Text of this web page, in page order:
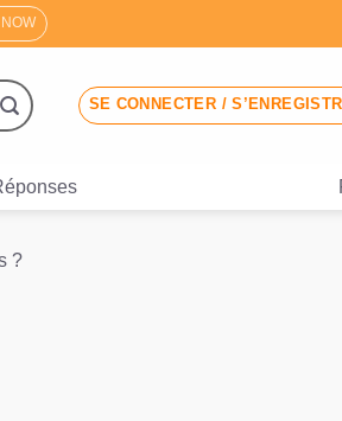
SE CONNECTER /
?